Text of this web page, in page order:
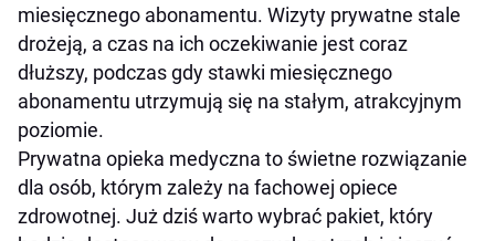
miesięcznego abonamentu. Wizyty prywatne stale
drożeją, a czas na ich oczekiwanie jest coraz
dłuższy, podczas gdy stawki miesięcznego
abonamentu utrzymują się na stałym, atrakcyjnym
poziomie.
Prywatna opieka medyczna to świetne rozwiązanie
dla osób, którym zależy na fachowej opiece
zdrowotnej. Już dziś warto wybrać pakiet, który